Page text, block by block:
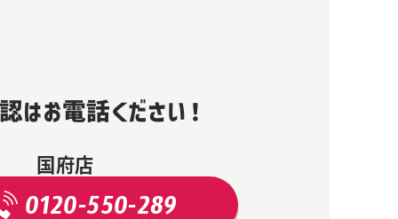
はお電話ください！
国府店